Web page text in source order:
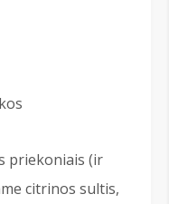
priekoniais (ir
citrinos sultis,